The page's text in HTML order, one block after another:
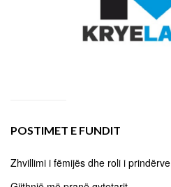
POSTIMET E FUNDIT
Zhvillimi i fëmijës dhe roli i prindërve